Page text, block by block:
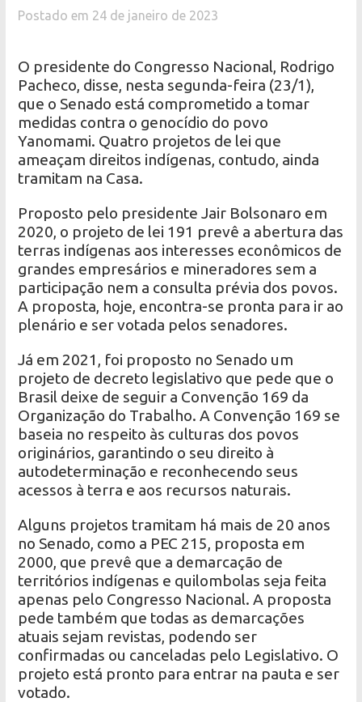
Postado em 24 de janeiro de 2023
O presidente do Congresso Nacional, Rodrigo
Pacheco, disse, nesta segunda-feira (23/1),
que o Senado está comprometido a tomar
medidas contra o genocídio do povo
Yanomami. Quatro projetos de lei que
ameaçam direitos indígenas, contudo, ainda
tramitam na Casa.
Proposto pelo presidente Jair Bolsonaro em
2020, o projeto de lei 191 prevê a abertura das
terras indígenas aos interesses econômicos de
grandes empresários e mineradores sem a
participação nem a consulta prévia dos povos.
A proposta, hoje, encontra-se pronta para ir ao
plenário e ser votada pelos senadores.
Já em 2021, foi proposto no Senado um
projeto de decreto legislativo que pede que o
Brasil deixe de seguir a Convenção 169 da
Organização do Trabalho. A Convenção 169 se
baseia no respeito às culturas dos povos
originários, garantindo o seu direito à
autodeterminação e reconhecendo seus
acessos à terra e aos recursos naturais.
Alguns projetos tramitam há mais de 20 anos
no Senado, como a PEC 215, proposta em
2000, que prevê que a demarcação de
territórios indígenas e quilombolas seja feita
apenas pelo Congresso Nacional. A proposta
pede também que todas as demarcações
atuais sejam revistas, podendo ser
confirmadas ou canceladas pelo Legislativo. O
projeto está pronto para entrar na pauta e ser
votado.